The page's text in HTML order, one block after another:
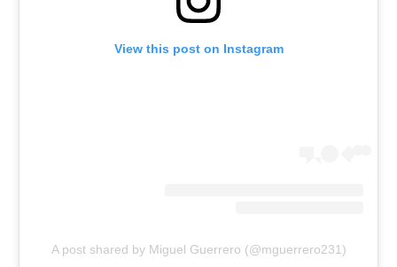
View this post on Instagram
A post shared by Miguel Guerrero (@mguerrero231)